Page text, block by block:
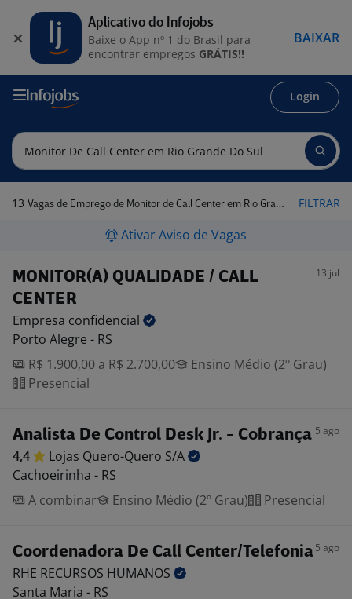
Login
13 Vagas de Emprego de Monitor de Call Center em Rio Grande do Sul FILTRAR
Ativar Aviso de Vagas
MONITOR(A) QUALIDADE / CALL
CENTER
13 jul
Empresa confidencial
Porto Alegre - RS
R$ 1.900,00 a R$ 2.700,00
Ensino Médio (2º Grau)
Presencial
Analista De Control Desk Jr. - Cobrança 5 ago
4,4 Lojas Quero-Quero S/A
Cachoeirinha - RS
A combinar
Ensino Médio (2º Grau) Presencial
Coordenadora De Call Center/Telefonia5 ago
RHE RECURSOS HUMANOS
Santa Maria - RS
Aplicativo do Infojobs
Baixe o App nº 1 do Brasil para
encontrar empregos GRÁTIS!!
BAIXAR